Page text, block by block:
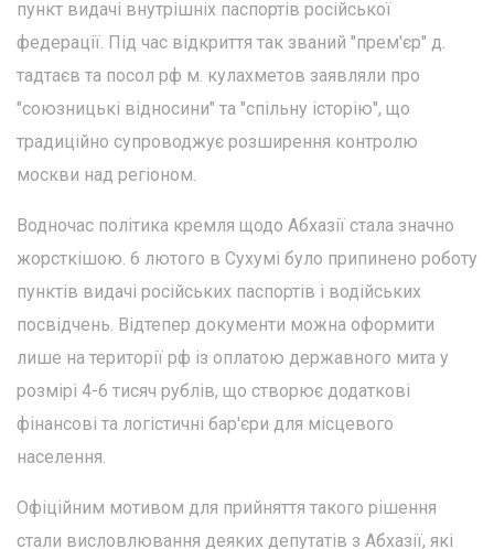
пункт видачі внутрішніх паспортів російської
федерації. Під час відкриття так званий "прем'єр" д.
тадтаєв та посол рф м. кулахметов заявляли про
"союзницькі відносини" та "спільну історію", що
традиційно супроводжує розширення контролю
москви над регіоном.
Водночас політика кремля щодо Абхазії стала значно
жорсткішою. 6 лютого в Сухумі було припинено роботу
пунктів видачі російських паспортів і водійських
посвідчень. Відтепер документи можна оформити
лише на території рф із оплатою державного мита у
розмірі 4-6 тисяч рублів, що створює додаткові
фінансові та логістичні бар'єри для місцевого
населення.
Офіційним мотивом для прийняття такого рішення
стали висловлювання деяких депутатів з Абхазії, які